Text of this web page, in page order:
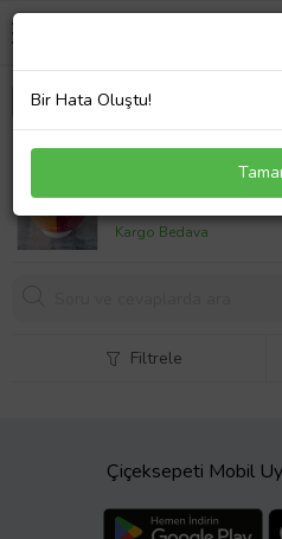
Galatasaray Lisanslı
Futbol Topu GS1905
1899,00 TL
Kargo Bedava
Filtrele
Çiçeksepeti Mobil
Bir Hata Oluştu!